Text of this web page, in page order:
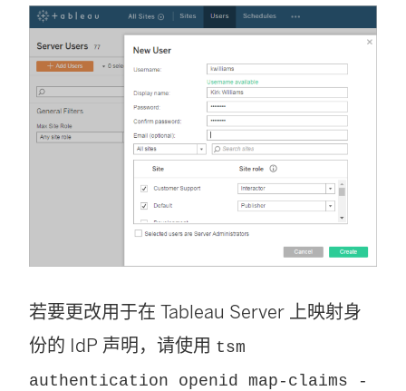
若要更改用于在 Tableau Server 上映射身
份的 IdP 声明，请使用 tsm
authentication openid map-claims -